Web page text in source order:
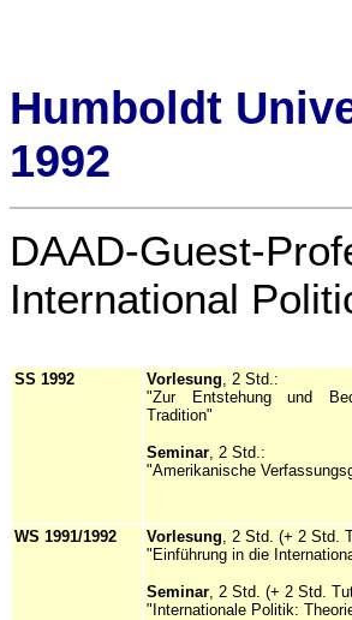
Humboldt
1992
DAAD-Guest-
International
SS 1992 Vorlesung , 2 Std.:
"Zur Entstehung und
Tradition"
Seminar , 2 Std.:
"Amerikanische
WS 1991/1992 Vorlesung , 2 Std. (+ 2 Std.
"Einführung in die
Seminar , 2 Std. (+ 2 Std.
"Internationale Politik: